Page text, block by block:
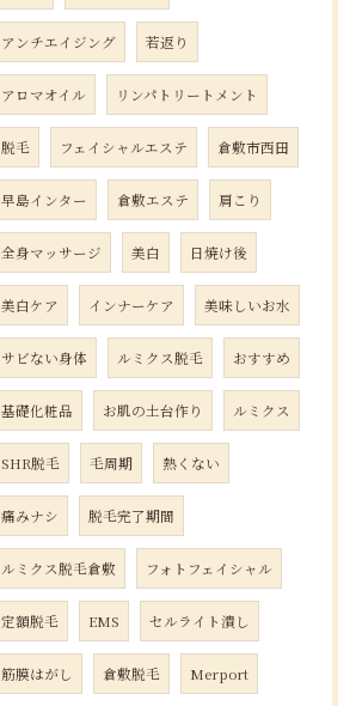
アンチエイジング 若返り
アロマオイル リンパトリートメント
脱毛 フェイシャルエステ 倉敷市西田
早島インター 倉敷エステ 肩こり
全身マッサージ 美白 日焼け後
美白ケア インナーケア 美味しいお水
サビない身体 ルミクス脱毛 おすすめ
基礎化粧品 お肌の土台作り ルミクス
SHR脱毛 毛周期 熱くない
痛みナシ 脱毛完了期間
ルミクス脱毛倉敷 フォトフェイシャル
定額脱毛 EMS セルライト潰し
筋膜はがし 倉敷脱毛 Merport